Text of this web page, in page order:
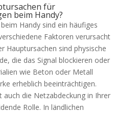
für
beim Handy?
Handy sind ein häufiges
Faktoren verursacht
Hauptursachen sind physische
die das Signal blockieren oder
wie Beton oder Metall
erheblich beeinträchtigen.
auch die Netzabdeckung in Ihrer
Rolle. In ländlichen